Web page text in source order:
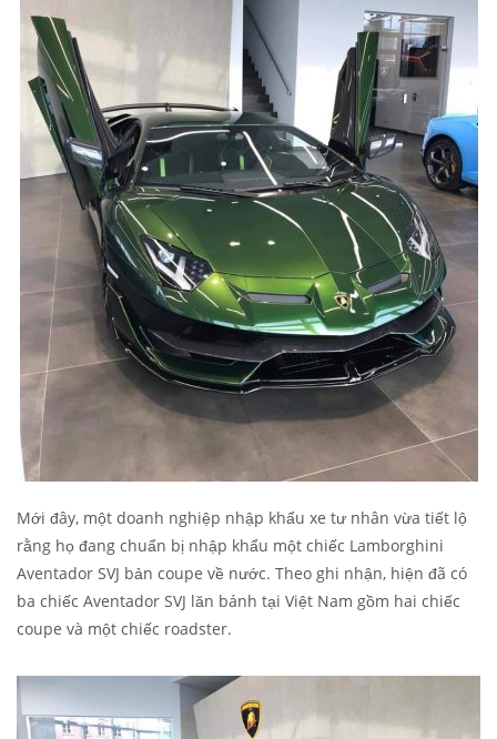
Mới đây, một doanh nghiệp nhập khẩu xe tư nhân vừa tiết lộ
rằng họ đang chuẩn bị nhập khẩu một chiếc Lamborghini
Aventador SVJ bản coupe về nước. Theo ghi nhận, hiện đã có
ba chiếc Aventador SVJ lăn bánh tại Việt Nam gồm hai chiếc
coupe và một chiếc roadster.